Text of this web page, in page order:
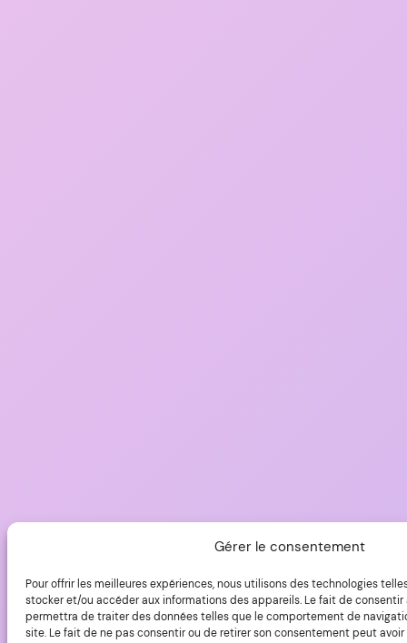
Gérer le consentement
Pour offrir les meilleures expériences, nous utilisons des technologies
stocker et/ou accéder aux informations des appareils. Le fait de
permettra de traiter des données telles que le comportement de
site. Le fait de ne pas consentir ou de retirer son consentement peut